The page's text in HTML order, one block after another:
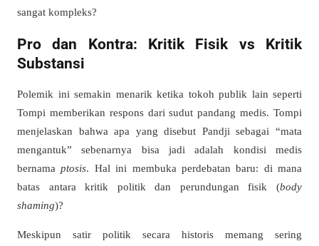
sangat kompleks?
Pro dan Kontra: Kritik Fisik vs Kritik
Substansi
Polemik ini semakin menarik ketika tokoh publik lain seperti
Tompi memberikan respons dari sudut pandang medis. Tompi
menjelaskan bahwa apa yang disebut Pandji sebagai “mata
mengantuk” sebenarnya bisa jadi adalah kondisi medis
bernamaptosis. Hal ini membuka perdebatan baru: di mana
batas antara kritik politik dan perundungan fisik (body
shaming)?
Meskipun satir politik secara historis memang sering